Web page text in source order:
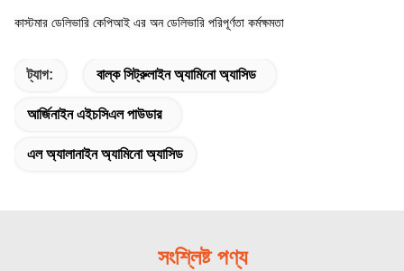
কাস্টমার ডেলিভারি কেপিআই এর অন ডেলিভারি পরিপূর্ণতা কর্মক্ষমতা
ট্যাগ: বাল্ক সিট্রুলাইন অ্যামিনো অ্যাসিড
আর্জিনাইন এইচসিএল পাউডার
এল অ্যালানাইন অ্যামিনো অ্যাসিড
সংশ্লিষ্ট পণ্য